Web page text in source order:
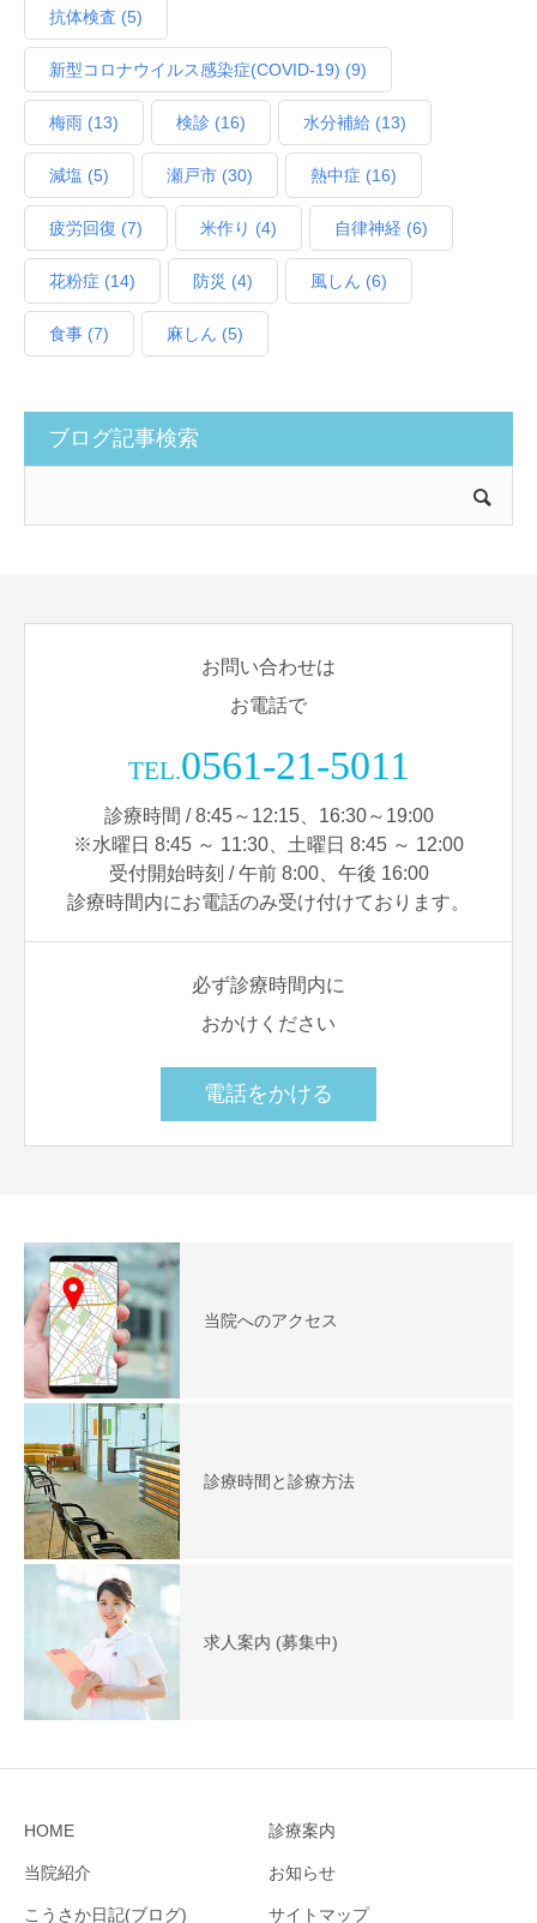
抗体検査 (5)
新型コロナウイルス感染症(COVID‑19) (9)
梅雨 (13) 検診 (16) 水分補給 (13)
減塩 (5) 瀬戸市 (30) 熱中症 (16)
疲労回復 (7) 米作り (4) 自律神経 (6)
花粉症 (14) 防災 (4) 風しん (6)
食事 (7) 麻しん (5)
ブログ記事検索
お問い合わせは
お電話で
TEL.0561-21-5011
診療時間 / 8:45～12:15、16:30～19:00
※水曜日 8:45 ～ 11:30、土曜日 8:45 ～ 12:00
受付開始時刻 / 午前 8:00、午後 16:00
診療時間内にお電話のみ受け付けております。
必ず診療時間内に
おかけください
電話をかける
当院へのアクセス
診療時間と診療方法
求人案内 (募集中)
HOME 診療案内
当院紹介 お知らせ
こうさか日記(ブログ) サイトマップ